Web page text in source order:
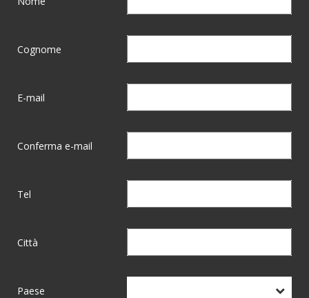
Cognome
E-mail
Conferma e-mail
Tel
Città
Paese